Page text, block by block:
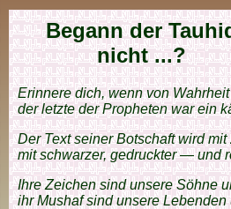
Begann der
nicht ...?
Erinnere dich, wenn von
der letzte der Propheten war ein
Der Text seiner Botschaft wird
mit schwarzer, gedruckter — und
Ihre Zeichen sind unsere Söhne
ihr Mushaf sind unsere Lebenden